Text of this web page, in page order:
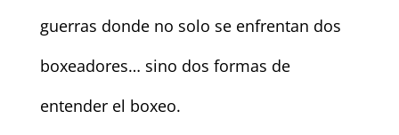
guerras donde no solo se enfrentan dos
boxeadores… sino dos formas de
entender el boxeo.